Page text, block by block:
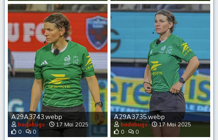
A29A3743.webp
badabugs
17 Mai 2025
0
0
A29A3735.webp
badabugs
17 Mai 2025
0
0